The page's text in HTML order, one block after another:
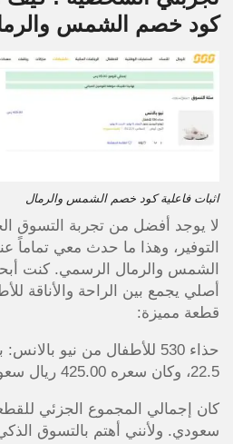
كود خصم الشمس
اثبات فاعلية كود خصم الشمس والرمال
لا يوجد أفضل من تجربة التسوق
التوفير، وهذا ما حدث معي تماماً
الشمس والرمال الرسمي. كنت
أصلي يجمع بين الراحة والأناقة
قطعة مميزة:
22.5، وكان سعره 425.00 ريال سعودي.
سعودي. ولأنني أهتم بالتسوق